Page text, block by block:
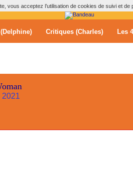
vous acceptez l’utilisation de cookies de suivi et de
Critiques (Charles) Les
2021